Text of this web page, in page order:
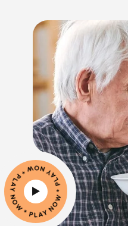
PL
A
Y
N
O
W
*
P
L
AY NOW
*
P
L A
Y
N
O
W
*